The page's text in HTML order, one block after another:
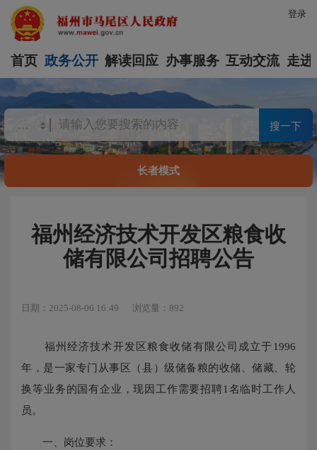
登录
首页 政务公开 解读回应 办事服务 互动交流 走进
搜一下
长者模式
福州经济技术开发区粮食收
储有限公司招聘公告
日期：2025-08-06 16:49 浏览量：892
福州经济技术开发区粮食收储有限公司成立于1996
年，是一家专门从事区（县）级储备粮的收储、储藏、轮
换等业务的国有企业，现因工作需要招聘1名临时工作人
员。
一、岗位要求：